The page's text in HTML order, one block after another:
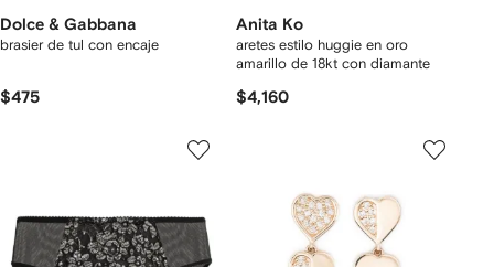
Dolce & Gabbana
brasier de tul con encaje
$475
Anita Ko
aretes estilo huggie en oro
amarillo de 18kt con diamante
$4,160